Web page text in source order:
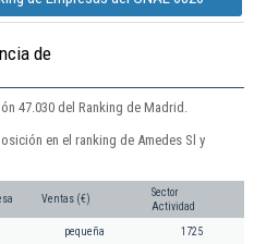
de
47.030 del Ranking de Madrid.
en el ranking de Amedes Sl y
Ventas (€)
Sector
Actividad
pequeña 1725